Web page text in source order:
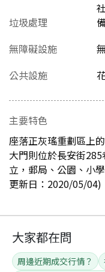
垃圾處理
無障礙設施
公共設施
主要特色
座落正灰瑤重劃區上
大門則位於長安街
立，郵局、公園、小
更新日：2020/05/04)
大家都在問
周邊近期成交行情？